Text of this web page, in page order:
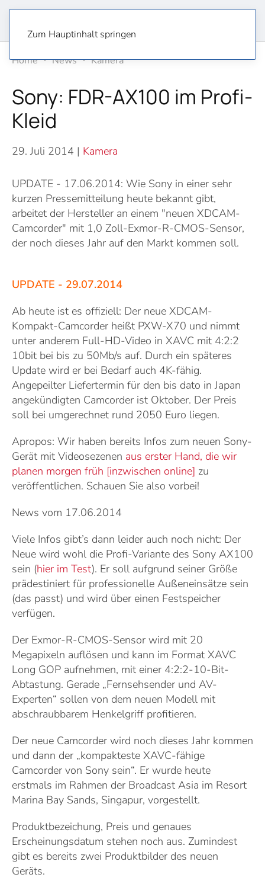
Zum Hauptinhalt springen
Home
News Kamera
Sony: FDR-AX100 im Profi-
Kleid
29. Juli 2014 | Kamera
UPDATE - 17.06.2014: Wie Sony in einer sehr
kurzen Pressemitteilung heute bekannt gibt,
arbeitet der Hersteller an einem "neuen XDCAM-
Camcorder" mit 1,0 Zoll-Exmor-R-CMOS-Sensor,
der noch dieses Jahr auf den Markt kommen soll.
UPDATE - 29.07.2014
Ab heute ist es offiziell: Der neue XDCAM-
Kompakt-Camcorder heißt PXW-X70 und nimmt
unter anderem Full-HD-Video in XAVC mit 4:2:2
10bit bei bis zu 50Mb/s auf. Durch ein späteres
Update wird er bei Bedarf auch 4K-fähig.
Angepeilter Liefertermin für den bis dato in Japan
angekündigten Camcorder ist Oktober. Der Preis
soll bei umgerechnet rund 2050 Euro liegen.
Apropos: Wir haben bereits Infos zum neuen Sony-
Gerät mit Videosezenen aus erster Hand, die wir
planen morgen früh [inzwischen online] zu
veröffentlichen. Schauen Sie also vorbei!
News vom 17.06.2014
Viele Infos gibt’s dann leider auch noch nicht: Der
Neue wird wohl die Profi-Variante des Sony AX100
sein (hier im Test). Er soll aufgrund seiner Größe
prädestiniert für professionelle Außeneinsätze sein
(das passt) und wird über einen Festspeicher
verfügen.
Der Exmor-R-CMOS-Sensor wird mit 20
Megapixeln auflösen und kann im Format XAVC
Long GOP aufnehmen, mit einer 4:2:2-10-Bit-
Abtastung. Gerade „Fernsehsender und AV-
Experten“ sollen von dem neuen Modell mit
abschraubbarem Henkelgriff profitieren.
Der neue Camcorder wird noch dieses Jahr kommen
und dann der „kompakteste XAVC-fähige
Camcorder von Sony sein“. Er wurde heute
erstmals im Rahmen der Broadcast Asia im Resort
Marina Bay Sands, Singapur, vorgestellt.
Produktbezeichung, Preis und genaues
Erscheinungsdatum stehen noch aus. Zumindest
gibt es bereits zwei Produktbilder des neuen
Geräts.